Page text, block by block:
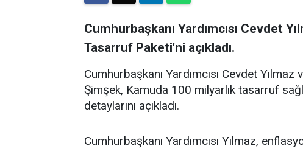
Cumhurbaşkanı Yardımcısı Cevdet
Tasarruf Paketi'ni açıkladı.
Cumhurbaşkanı Yardımcısı Cevdet
Şimşek, Kamuda 100 milyarlık tasarruf
detaylarını açıkladı.
Cumhurbaşkanı Yardımcısı Yılmaz,